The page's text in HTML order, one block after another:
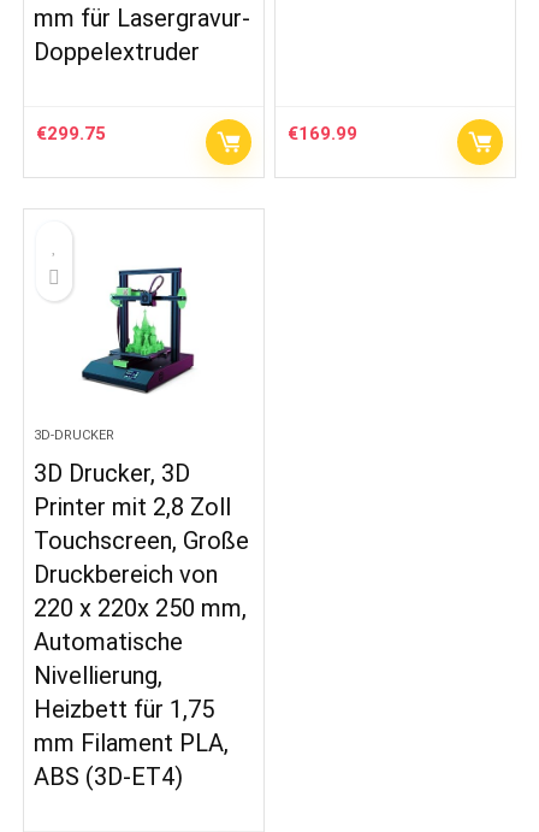
mm für Lasergravur-
Doppelextruder
€299.75 €169.99
3D-DRUCKER
3D Drucker, 3D
Printer mit 2,8 Zoll
Touchscreen, Große
Druckbereich von
220 x 220x 250 mm,
Automatische
Nivellierung,
Heizbett für 1,75
mm Filament PLA,
ABS (3D-ET4)